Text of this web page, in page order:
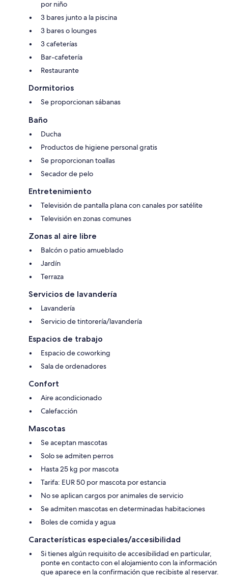
por niño
3 bares junto a la piscina
3 bares o lounges
3 cafeterías
Bar-cafetería
Restaurante
Dormitorios
Se proporcionan sábanas
Baño
Ducha
Productos de higiene personal gratis
Se proporcionan toallas
Secador de pelo
Entretenimiento
Televisión de pantalla plana con canales por satélite
Televisión en zonas comunes
Zonas al aire libre
Balcón o patio amueblado
Jardín
Terraza
Servicios de lavandería
Lavandería
Servicio de tintorería/lavandería
Espacios de trabajo
Espacio de coworking
Sala de ordenadores
Confort
Aire acondicionado
Calefacción
Mascotas
Se aceptan mascotas
Solo se admiten perros
Hasta 25 kg por mascota
Tarifa: EUR 50 por mascota por estancia
No se aplican cargos por animales de servicio
Se admiten mascotas en determinadas habitaciones
Boles de comida y agua
Características especiales/accesibilidad
Si tienes algún requisito de accesibilidad en particular,
ponte en contacto con el alojamiento con la información
que aparece en la confirmación que recibiste al reservar.